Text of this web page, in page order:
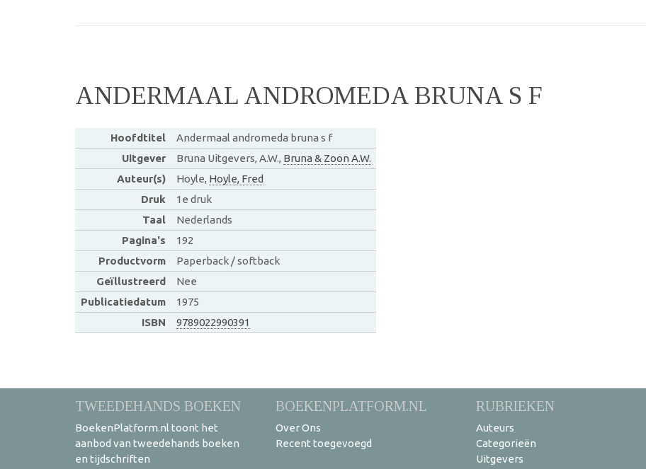
ANDERMAAL ANDROMEDA BRUNA S F
Hoofdtitel
Andermaal andromeda bruna s f
Uitgever
Bruna Uitgevers, A.W., Bruna & Zoon A.W.
Auteur(s)
Hoyle, Hoyle, Fred
Druk
1e druk
Taal
Nederlands
Pagina's
192
Productvorm
Paperback / softback
Geïllustreerd
Nee
Publicatiedatum
1975
ISBN
9789022990391
TWEEDEHANDS BOEKEN
BoekenPlatform.nl toont het
aanbod van tweedehands boeken
en tijdschriften
BOEKENPLATFORM.NL
Over Ons
Recent toegevoegd
RUBRIEKEN
Auteurs
Categorieën
Uitgevers